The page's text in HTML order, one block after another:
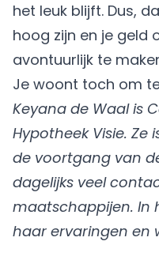
het leuk blijft. Dus,
hoog zijn en je geld
avontuurlijk te
Je woont toch om
Keyana de Waal is
Hypotheek Visie.
de voortgang van
dagelijks veel
maatschappijen. In
haar ervaringen en